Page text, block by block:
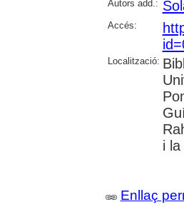
Autors add.:
Accés:
Localització:
i
Enllaç